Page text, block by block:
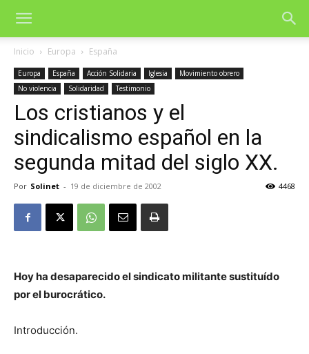
Inicio Europa España
Europa España Acción Solidaria Iglesia
Movimiento obrero
No violencia
Solidaridad Testimonio
Los cristianos y el
sindicalismo español en la
segunda mitad del siglo XX.
Por Solinet - 19 de diciembre de 2002 4468
Hoy ha desaparecido el sindicato militante sustituído
por el burocrático.
Introducción.